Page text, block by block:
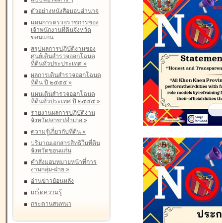
ตัวอย่างหนังสือมอบอำนาจ
แผนการตรวจราชการของ
เจ้าพนักงานที่ดินจังหวัด
ขอนแก่น
สรุปผลการปฏิบัติงานของ
ศูนย์เดินสำรวจออกโฉนด
ที่ดินทั่วประประเทศ »
ผลการเดินสำรวจออกโฉนด
ที่ดิน ปี ๒๕๕๕ »
แผนเดินสำรวจออกโฉนด
ที่ดินทั่วประเทศ ปี ๒๕๕๕ »
รายงานผลการปฏิบัติงาน
จังหวัด/สาขา/อำเภอ »
ความรู้เกี่ยวกับที่ดิน »
ปริมาณเอกสารสิทธิในที่ดิน
จังหวัดขอนแก่น
คำสั่งมอบหมายหน้าที่การ
งานกลุ่ม-ฝ่าย »
อ่านข่าวย้อนหลัง
เกร็ดความรู้
กระดานสนทนา